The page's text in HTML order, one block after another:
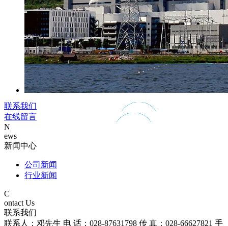
联系我们
在线留言
N
ews
新闻中心
公司新闻
行业新闻
C
ontact Us
联系我们
联系人：邓先生 电 话：028-87631798 传 真：028-66627821 手